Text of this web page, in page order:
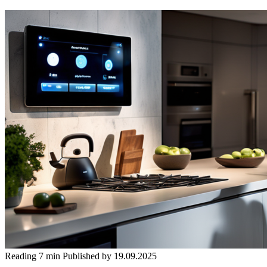
Reading 7 min Published by 19.09.2025